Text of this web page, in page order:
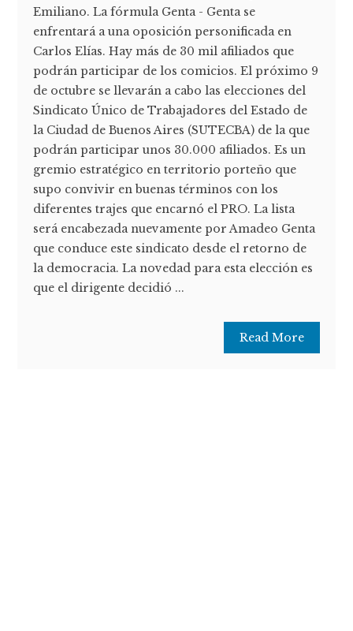
Emiliano. La fórmula Genta - Genta se
enfrentará a una oposición personificada en
Carlos Elías. Hay más de 30 mil afiliados que
podrán participar de los comicios. El próximo 9
de octubre se llevarán a cabo las elecciones del
Sindicato Único de Trabajadores del Estado de
la Ciudad de Buenos Aires (SUTECBA) de la que
podrán participar unos 30.000 afiliados. Es un
gremio estratégico en territorio porteño que
supo convivir en buenas términos con los
diferentes trajes que encarnó el PRO. La lista
será encabezada nuevamente por Amadeo Genta
que conduce este sindicato desde el retorno de
la democracia. La novedad para esta elección es
que el dirigente decidió ...
Read More